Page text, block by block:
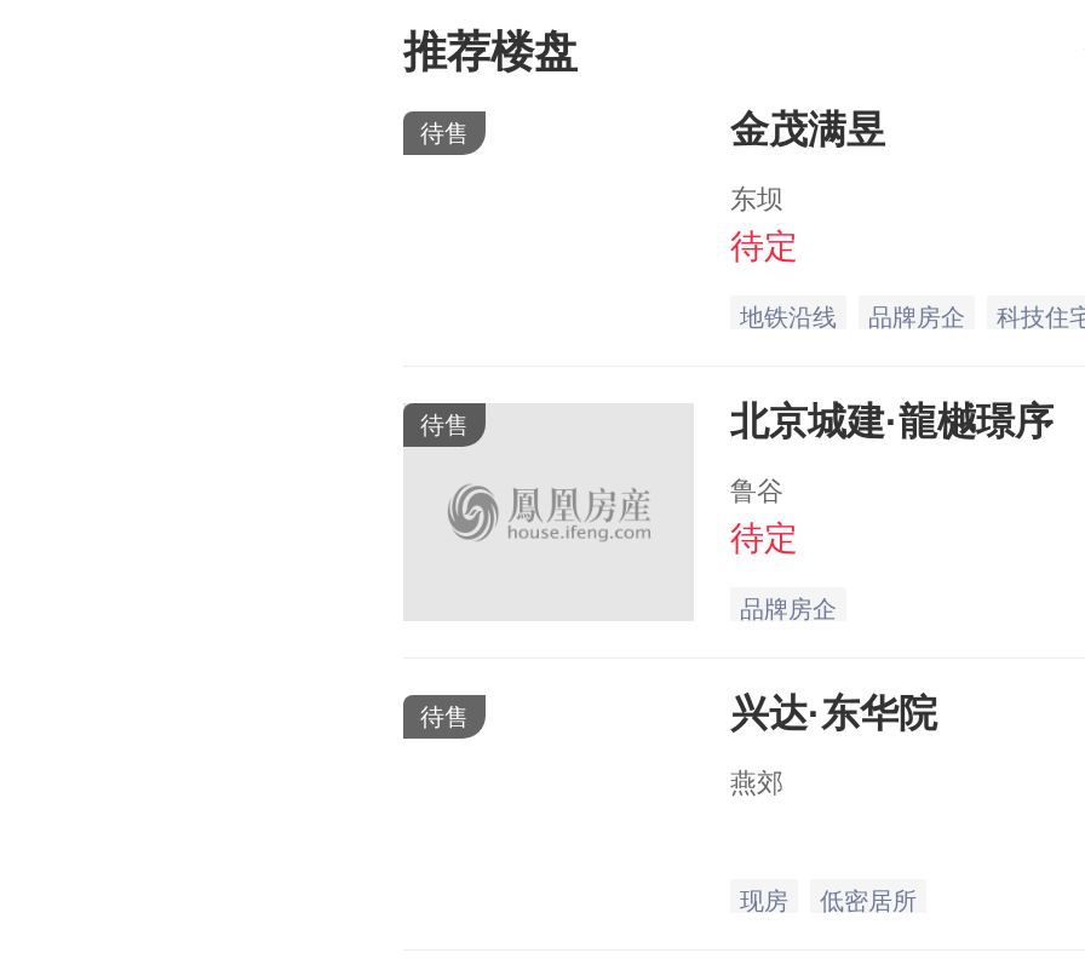
推荐楼盘
待售 金茂满昱
东坝
待定
地铁沿线 品牌房企 科技住
待售 北京城建·龍樾璟序
鲁谷
待定
品牌房企
待售 兴达·东华院
燕郊
现房 低密居所